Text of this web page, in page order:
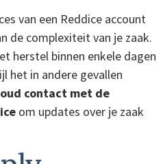
van een Reddice account
de complexiteit van je zaak.
herstel binnen enkele dagen
het in andere gevallen
contact met de
om updates over je zaak